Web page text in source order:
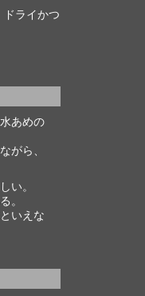
ドライかつ
あめの
がら、
い。
。
いえな